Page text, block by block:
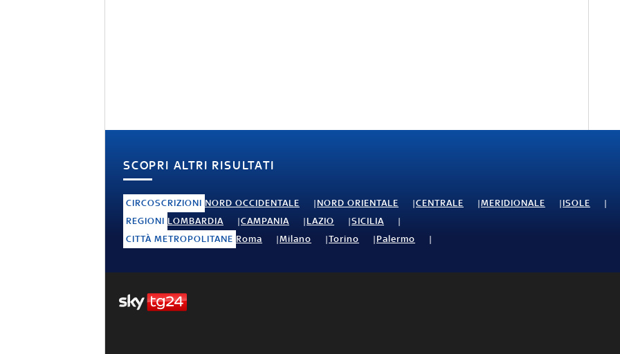
SCOPRI ALTRI RISULTATI
CIRCOSCRIZIONI NORD OCCIDENTALE NORD ORIENTALE CENTRALE MERIDIONALE
ISOLE
REGIONI LOMBARDIA CAMPANIA LAZIO
SICILIA
CITTÀ METROPOLITANE Roma Milano Torino Palermo